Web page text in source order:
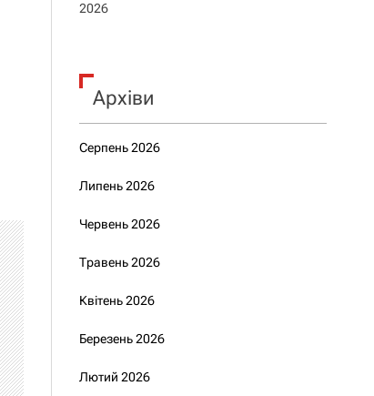
2026
Архіви
Серпень 2026
Липень 2026
Червень 2026
Травень 2026
Квітень 2026
Березень 2026
Лютий 2026